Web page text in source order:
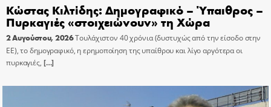
Κώστας Κιλτίδης: Δημογραφικό – Ύπαιθρος –
Πυρκαγιές «στοιχειώνουν» τη Χώρα
2 Αυγούστου, 2026Τουλάχιστον 40 χρόνια (δυστυχώς από την είσοδο στην
ΕΕ), το δημογραφικό, η ερημοποίηση της υπαίθρου και λίγο αργότερα οι
πυρκαγιές, […]